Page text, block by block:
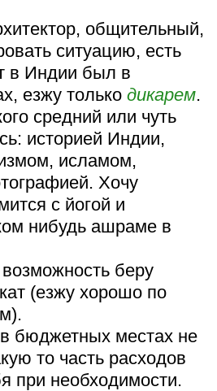
общительный,
ситуацию, есть
в Индии был в
езжу толькодикарем.
средний или чуть
историей Индии,
исламом,
Хочу
с йогой и
нибудь ашраме в
беру
(езжу хорошо по
бюджетных местах не
то часть расходов
при необходимости.